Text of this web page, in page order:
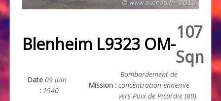
Blenheim L9323 OM-
107
Sqn
Date
:
09 juin
1940
Mission :
Bombardement de
concentration ennemie
vers Poix de Picardie (80)